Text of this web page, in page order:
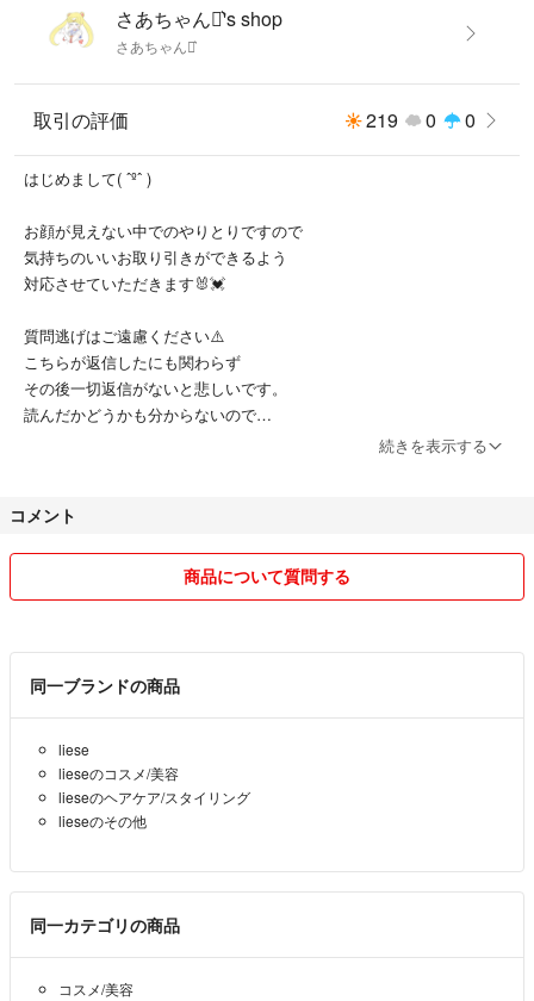
さあちゃん⋆͛︎'s shop
さあちゃん⋆͛︎
取引の評価 219 0 0
はじめまして( ˆºˆ )
お顔が見えない中でのやりとりですので
気持ちのいいお取り引きができるよう
対応させていただきます🐰💓
質問逃げはご遠慮ください⚠️
こちらが返信したにも関わらず
その後一切返信がないと悲しいです。
読んだかどうかも分からないので
基本的にお値下げは致しません⚠️
発送は平日の15時以降になります。
土日祝の発送は致しません⚠️
２児の母のため返信が遅れることも
あるかもしれませんがご理解のほど
よろしくお願いします( т_т )
＊喫煙者なし、ペットもいません
クレーム、返品、交換はお断りします。
続きを表示する
コメント
商品について質問する
同一ブランドの商品
liese
lieseのコスメ/美容
lieseのヘアケア/スタイリング
lieseのその他
同一カテゴリの商品
コスメ/美容